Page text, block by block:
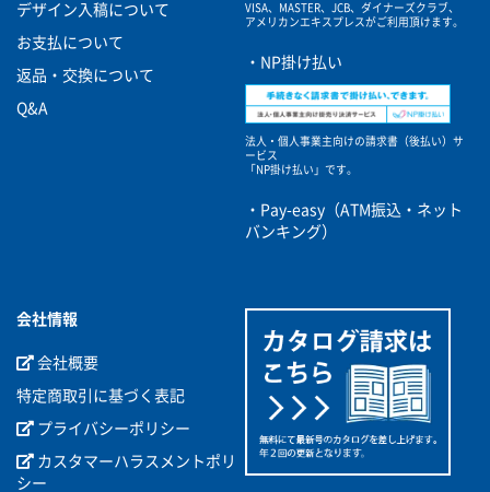
デザイン入稿について
お支払について
返品・交換について
Q&A
VISA、MASTER、JCB、ダイナーズクラブ、
アメリカンエキスプレスがご利用頂けます。
・NP掛け払い
法人・個人事業主向けの請求書（後払い）サ
ービス
「NP掛け払い」です。
・Pay-easy（ATM振込・ネット
バンキング）
会社情報
会社概要
特定商取引に基づく表記
プライバシーポリシー
カスタマーハラスメントポリ
シー